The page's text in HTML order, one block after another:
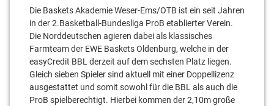
Die Baskets Akademie Weser-Ems/OTB ist ein seit Jahren
in der 2.Basketball-Bundesliga ProB etablierter Verein.
Die Norddeutschen agieren dabei als klassisches
Farmteam der EWE Baskets Oldenburg, welche in der
easyCredit BBL derzeit auf dem sechsten Platz liegen.
Gleich sieben Spieler sind aktuell mit einer Doppellizenz
ausgestattet und somit sowohl für die BBL als auch die
ProB spielberechtigt. Hierbei kommen der 2,10m große